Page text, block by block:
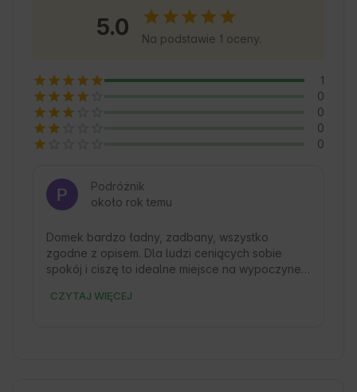
noclegi, które pozwolą na relaks po dniu
pełnym przygód. To miejsce, gdzie Natura
spotyka się z wygodą, a Goście mogą poczuć
5.0 Na podstawie 1 oceny.
1
0
0
0
0
Podróżnik
około rok temu
Domek bardzo ładny, zadbany, wszystko
zgodne z opisem. Dla ludzi ceniących sobie
spokój i ciszę to idealne miejsce na wypoczynek.
z niego zadowolone. Polecam każdemu tam
CZYTAJ WIĘCEJ